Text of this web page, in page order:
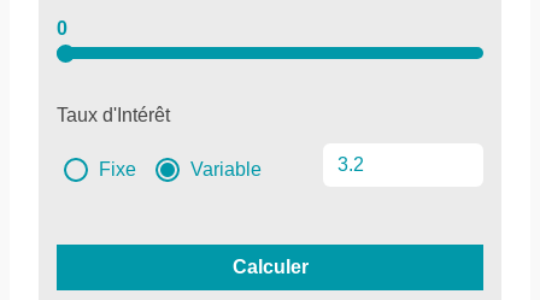
0
Taux d'Intérêt
Fixe Variable
Calculer